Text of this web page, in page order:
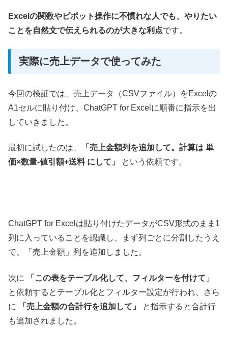
Excelの関数やピボット操作に不慣れな人でも、やりたい
ことを自然文で伝えられるのが大きな利点です。
実際に売上データで使ってみた
今回の検証では、売上データ（CSVファイル）をExcelの
A1セルに貼り付け、ChatGPT for Excelに順番に指示を出
していきました。
最初に試したのは、
「売上金額列を追加して。計算は 単
価×数量-値引額+送料 にして」
という依頼です。
ChatGPT for Excelは貼り付けたデータがCSV形式のまま1
列に入っていることを認識し、まず列ごとに分割したうえ
で、「売上金額」列を追加しました。
次に
「この表をテーブル化して、フィルターを付けて」
と依頼するとテーブル化とフィルター設定が行われ、さら
に
「売上金額の合計行を追加して」
と指示すると合計行
も追加されました。